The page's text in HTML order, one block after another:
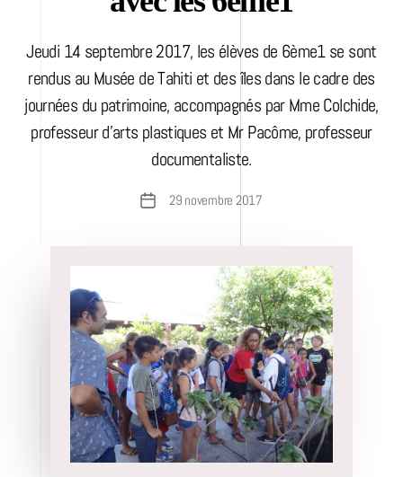
Jeudi 14 septembre 2017, les élèves de 6ème1 se sont
rendus au Musée de Tahiti et des îles dans le cadre des
journées du patrimoine, accompagnés par Mme Colchide,
professeur d’arts plastiques et Mr Pacôme, professeur
documentaliste.
Date29 novembre 2017